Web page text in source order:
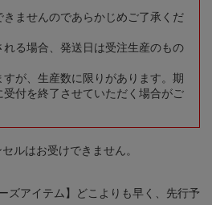
きませんのであらかじめご了承くだ
る場合、発送日は受注生産のもの
が、生産数に限りがあります。期
受付を終了させていただく場合がご
ルはお受けできません。
ズアイテム】どこよりも早く、先行予